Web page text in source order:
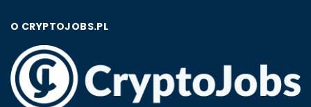
O CRYPTOJOBS.PL